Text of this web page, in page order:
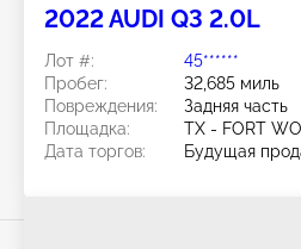
2022 AUDI Q3 2.0L
Лот #:
45******
Пробег:
32,685 миль
Повреждения:
Задняя часть
Площадка:
TX - FORT
Дата торгов:
Будущая